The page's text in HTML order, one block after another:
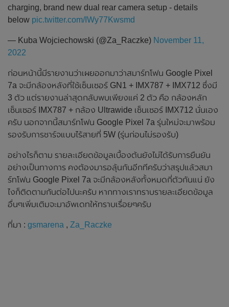
charging, brand new dual rear camera setup - details
below pic.twitter.com/IWy77Kwsmd
— Kuba Wojciechowski (@Za_Raczke) November 11,
2022
ก่อนหน้านี้มีรายงานว่าเผยออกมาว่าสมาร์ทโฟน Google Pixel
7a จะมีกล้องหลังที่ใช้เซ็นเซอร์ GN1 + IMX787 + IMX712 ซึ่งมี
3 ตัว แต่รายงานล่าสุดกลับพบเพียงแค่ 2 ตัว คือ กล้องหลัก
เซ็นเซอร์ IMX787 + กล้อง Ultrawide เซ็นเซอร์ IMX712 นั่นเอง
ครับ นอกจากนี้สมาร์ทโฟน Google Pixel 7a รุ่นใหม่จะมาพร้อม
รองรับการชาร์จแบบไร้สายที่ 5W (รุ่นก่อนไม่รองรับ)
อย่างไรก็ตาม รายละเอียดข้อมูลเบื้องต้นยังไม่ได้รับการยืนยัน
อย่างเป็นทางการ คงต้องมารอลุ้นกันอีกทีครับว่าสรุปแล้วสมา
ร์ทโฟน Google Pixel 7a จะมีกล้องหลังทั้งหมดกี่ตัวกันแน่ ยัง
ไงก็ติดตามกันต่อไปนะครับ หากทางเราทราบรายละเอียดข้อมูล
อื่นๆเพิ่มเติมจะมาอัพเดทให้ทราบเรื่อยๆครับ
ที่มา : gsmarena , Za_Raczke